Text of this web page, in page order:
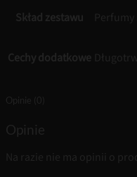
Skład zestawu Perfumy
Cechy dodatkowe
Opinie (0)
Opinie
Na razie nie ma opinii o